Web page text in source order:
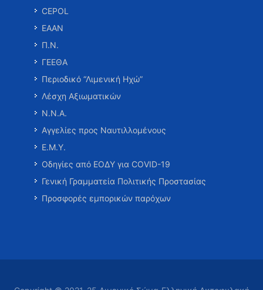
CEPOL
ΕΑΑΝ
Π.Ν.
ΓΕΕΘΑ
Περιοδικό “Λιμενική Ηχώ”
Λέσχη Αξιωματικών
Ν.Ν.Α.
Αγγελίες προς Ναυτιλλομένους
Ε.Μ.Υ.
Οδηγίες από ΕΟΔΥ για COVID-19
Γενική Γραμματεία Πολιτικής Προστασίας
Προσφορές εμπορικών παρόχων